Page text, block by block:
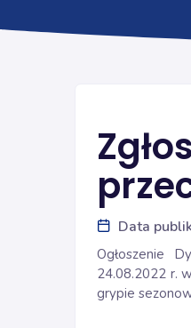
Data
Ogłoszenie
24.08.2022 r.
grypie